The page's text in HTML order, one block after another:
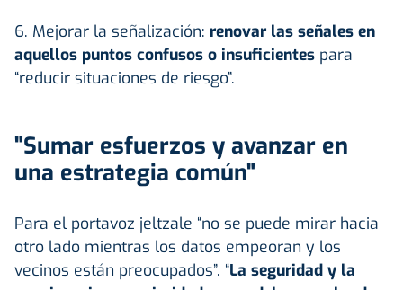
6. Mejorar la señalización: renovar las señales en
aquellos puntos confusos o insuficientes para
“reducir situaciones de riesgo”.
"Sumar esfuerzos y avanzar en
una estrategia común"
Para el portavoz jeltzale “no se puede mirar hacia
otro lado mientras los datos empeoran y los
vecinos están preocupados”. “La seguridad y la